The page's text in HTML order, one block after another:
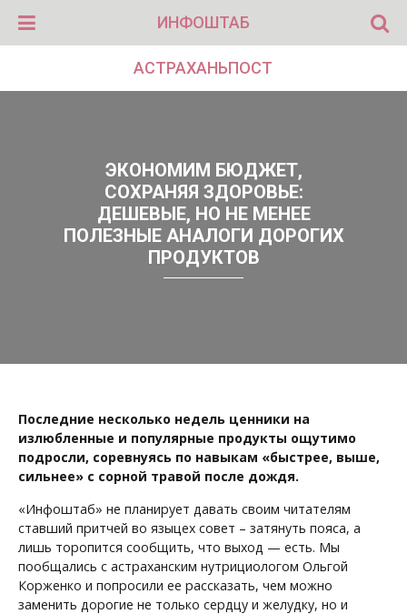
ИНФОШТАБ
АСТРАХАНЬПОСТ
ЭКОНОМИМ БЮДЖЕТ,
СОХРАНЯЯ ЗДОРОВЬЕ:
ДЕШЕВЫЕ, НО НЕ МЕНЕЕ
ПОЛЕЗНЫЕ АНАЛОГИ ДОРОГИХ
ПРОДУКТОВ
Последние несколько недель ценники на
излюбленные и популярные продукты ощутимо
подросли, соревнуясь по навыкам «быстрее, выше,
сильнее» с сорной травой после дождя.
«Инфоштаб» не планирует давать своим читателям
ставший притчей во языцех совет – затянуть пояса, а
лишь торопится сообщить, что выход — есть. Мы
пообщались с астраханским нутрициологом Ольгой
Корженко и попросили ее рассказать, чем можно
заменить дорогие не только сердцу и желудку, но и